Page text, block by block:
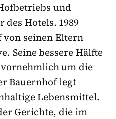
und
des Hotels. 1989
von seinen Eltern
Seine bessere Hälfte
um die
Bauernhof legt
Lebensmittel.
Gerichte, die im